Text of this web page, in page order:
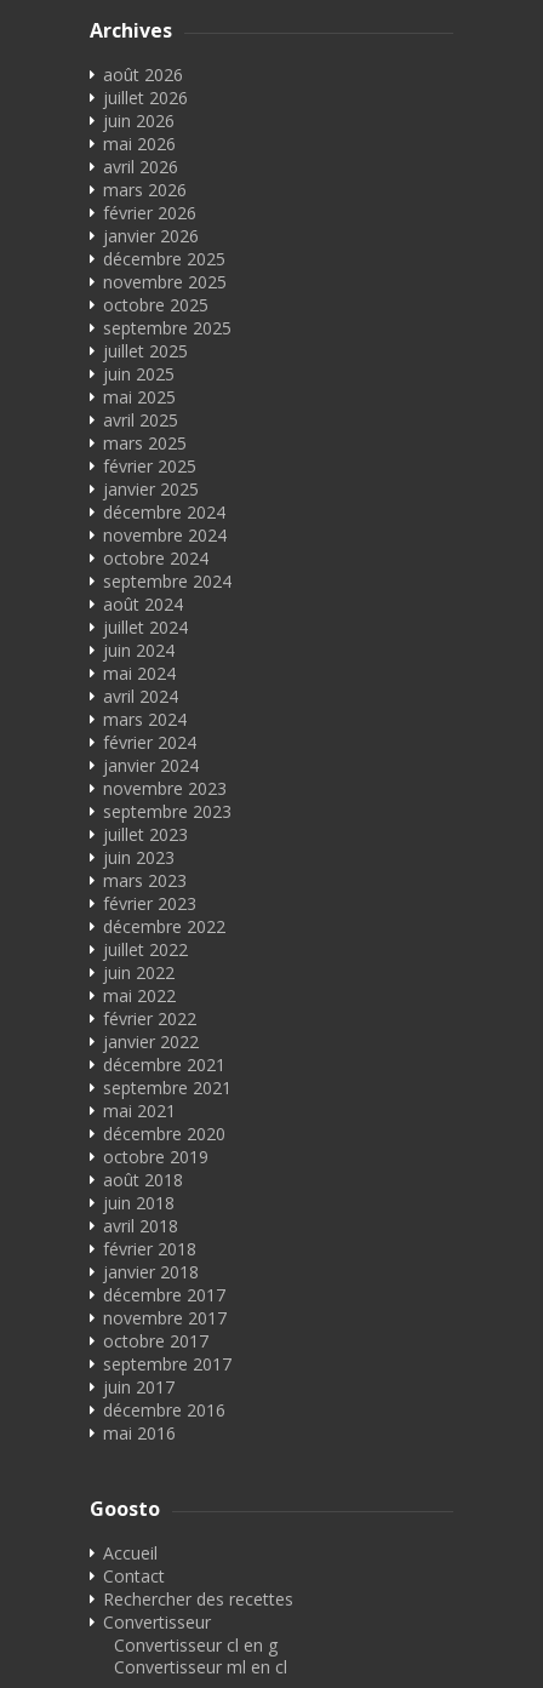
Archives
août 2026
juillet 2026
juin 2026
mai 2026
avril 2026
mars 2026
février 2026
janvier 2026
décembre 2025
novembre 2025
octobre 2025
septembre 2025
juillet 2025
juin 2025
mai 2025
avril 2025
mars 2025
février 2025
janvier 2025
décembre 2024
novembre 2024
octobre 2024
septembre 2024
août 2024
juillet 2024
juin 2024
mai 2024
avril 2024
mars 2024
février 2024
janvier 2024
novembre 2023
septembre 2023
juillet 2023
juin 2023
mars 2023
février 2023
décembre 2022
juillet 2022
juin 2022
mai 2022
février 2022
janvier 2022
décembre 2021
septembre 2021
mai 2021
décembre 2020
octobre 2019
août 2018
juin 2018
avril 2018
février 2018
janvier 2018
décembre 2017
novembre 2017
octobre 2017
septembre 2017
juin 2017
décembre 2016
mai 2016
Goosto
Accueil
Contact
Rechercher des recettes
Convertisseur
Convertisseur cl en g
Convertisseur ml en cl